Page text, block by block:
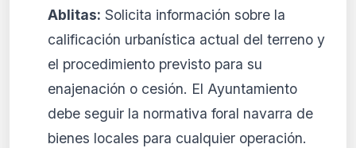
Ablitas: Solicita información sobre la
calificación urbanística actual del terreno y
el procedimiento previsto para su
enajenación o cesión. El Ayuntamiento
debe seguir la normativa foral navarra de
bienes locales para cualquier operación.